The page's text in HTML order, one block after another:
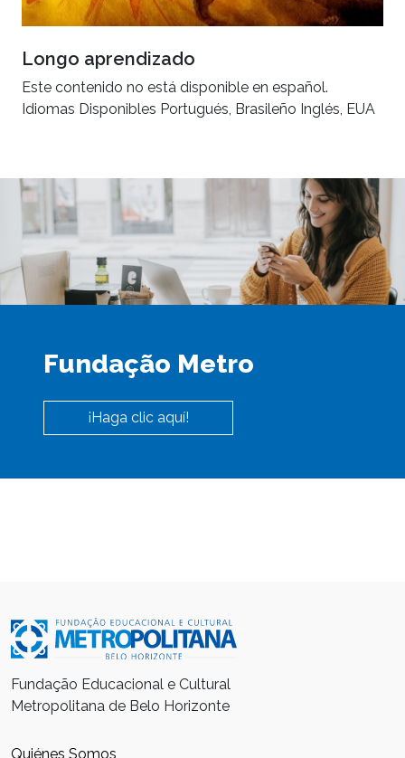
Longo aprendizado
Este contenido no está disponible en español.
Idiomas Disponibles Portugués, Brasileño Inglés, EUA
Fundação Metro
¡Haga clic aquí!
Fundação Educacional e Cultural
Metropolitana de Belo Horizonte
Quiénes Somos